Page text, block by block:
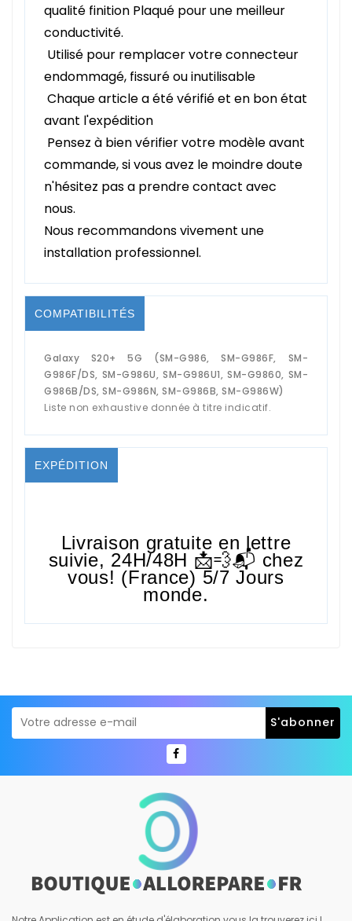
qualité finition Plaqué pour une meilleur
conductivité.
Utilisé pour remplacer votre connecteur
endommagé, fissuré ou inutilisable
Chaque article a été vérifié et en bon état
avant l'expédition
Pensez à bien vérifier votre modèle avant
commande, si vous avez le moindre doute
n'hésitez pas a prendre contact avec
nous.
Nous recommandons vivement une
installation professionnel.
COMPATIBILITÉS
Galaxy S20+ 5G (SM-G986, SM-G986F, SM-
G986F/DS, SM-G986U, SM-G986U1, SM-G9860, SM-
G986B/DS, SM-G986N, SM-G986B, SM-G986W)
Liste non exhaustive donnée à titre indicatif.
EXPÉDITION
Livraison gratuite en lettre
suivie, 24H/48H 📩💨📬 chez
vous! (France) 5/7 Jours
monde.